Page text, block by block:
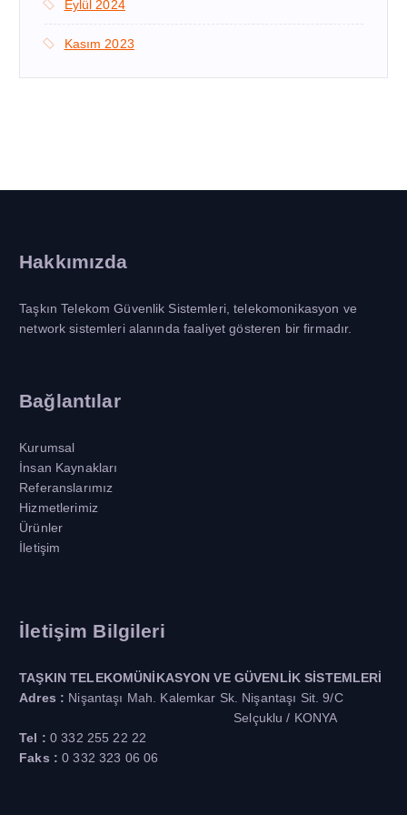
Eylül 2024
Kasım 2023
Hakkımızda
Taşkın Telekom Güvenlik Sistemleri, telekomonikasyon ve
network sistemleri alanında faaliyet gösteren bir firmadır.
Bağlantılar
Kurumsal
İnsan Kaynakları
Referanslarımız
Hizmetlerimiz
Ürünler
İletişim
İletişim Bilgileri
TAŞKIN TELEKOMÜNİKASYON VE GÜVENLİK SİSTEMLERİ
Adres : Nişantaşı Mah. Kalemkar Sk. Nişantaşı Sit. 9/C
Selçuklu / KONYA
Tel : 0 332 255 22 22
Faks :0 332 323 06 06